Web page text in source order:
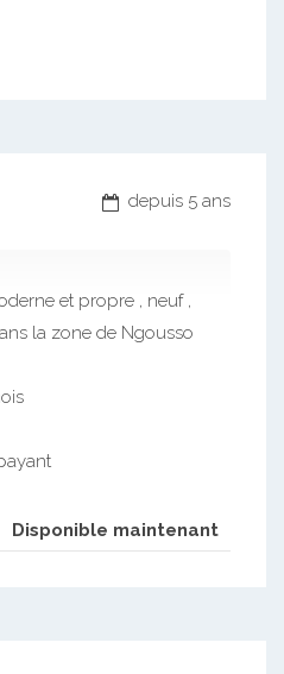
depuis 5 ans
et propre , neuf ,
la zone de Ngousso
Disponible maintenant